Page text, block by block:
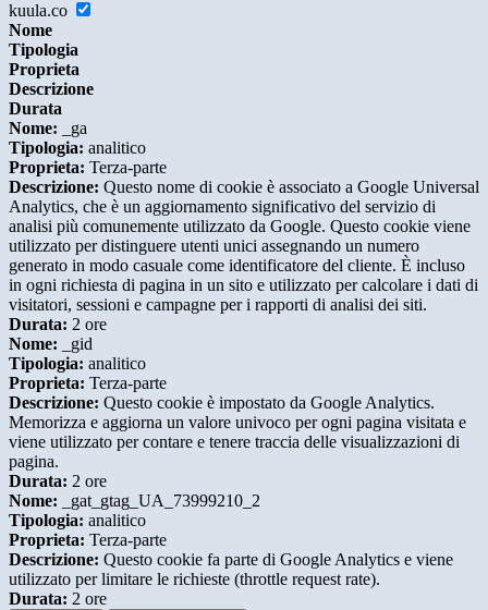
kuula.co
Nome
Tipologia
Proprieta
Descrizione
Durata
Nome: _ga
Tipologia: analitico
Proprieta: Terza-parte
Descrizione: Questo nome di cookie è associato a Google Universal
Analytics, che è un aggiornamento significativo del servizio di
analisi più comunemente utilizzato da Google. Questo cookie viene
utilizzato per distinguere utenti unici assegnando un numero
generato in modo casuale come identificatore del cliente. È incluso
in ogni richiesta di pagina in un sito e utilizzato per calcolare i dati di
visitatori, sessioni e campagne per i rapporti di analisi dei siti.
Durata: 2 ore
Nome: _gid
Tipologia: analitico
Proprieta: Terza-parte
Descrizione: Questo cookie è impostato da Google Analytics.
Memorizza e aggiorna un valore univoco per ogni pagina visitata e
viene utilizzato per contare e tenere traccia delle visualizzazioni di
pagina.
Durata: 2 ore
Nome: _gat_gtag_UA_73999210_2
Tipologia: analitico
Proprieta: Terza-parte
Descrizione: Questo cookie fa parte di Google Analytics e viene
utilizzato per limitare le richieste (throttle request rate).
Durata: 2 ore